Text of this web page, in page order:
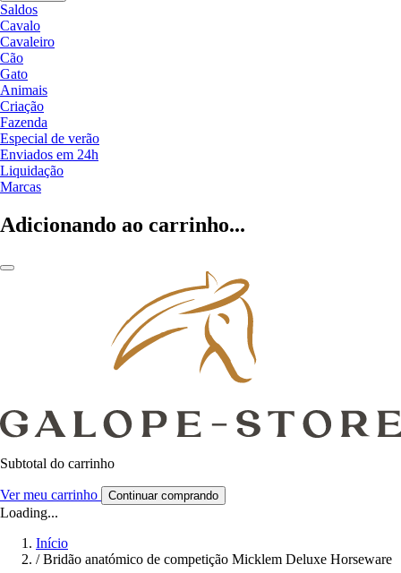
Saldos
Cavalo
Cavaleiro
Cão
Gato
Animais
Criação
Fazenda
Especial de verão
Enviados em 24h
Liquidação
Marcas
Adicionando ao carrinho...
Subtotal do carrinho
Ver meu carrinho Continuar comprando
Loading...
Início
/ Bridão anatómico de competição Micklem Deluxe Horseware